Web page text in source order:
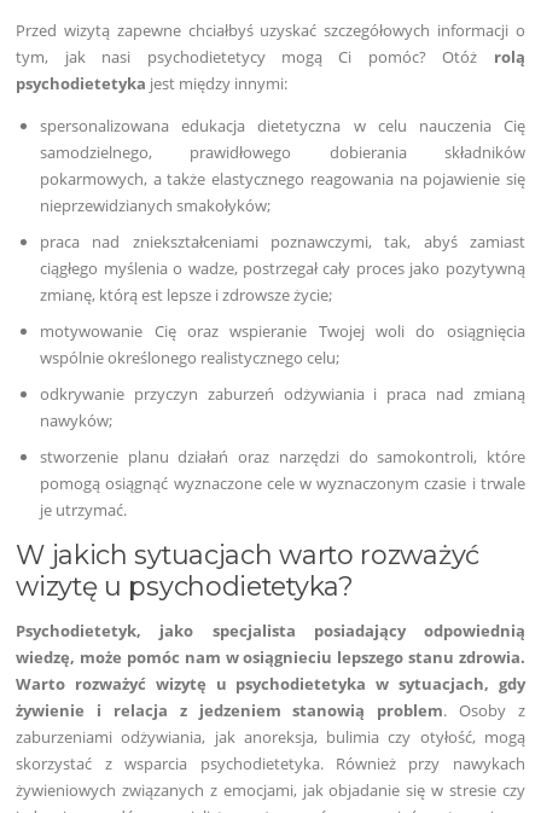
Przed wizytą zapewne chciałbyś uzyskać szczegółowych informacji o
tym, jak nasi psychodietetycy mogą Ci pomóc? Otóż rolą
psychodietetyka jest między innymi:
spersonalizowana edukacja dietetyczna w celu nauczenia Cię
samodzielnego, prawidłowego dobierania składników
pokarmowych, a także elastycznego reagowania na pojawienie się
nieprzewidzianych smakołyków;
praca nad zniekształceniami poznawczymi, tak, abyś zamiast
ciągłego myślenia o wadze, postrzegał cały proces jako pozytywną
zmianę, którą est lepsze i zdrowsze życie;
motywowanie Cię oraz wspieranie Twojej woli do osiągnięcia
wspólnie określonego realistycznego celu;
odkrywanie przyczyn zaburzeń odżywiania i praca nad zmianą
nawyków;
stworzenie planu działań oraz narzędzi do samokontroli, które
pomogą osiągnąć wyznaczone cele w wyznaczonym czasie i trwale
je utrzymać.
W jakich sytuacjach warto rozważyć
wizytę u psychodietetyka?
Psychodietetyk, jako specjalista posiadający odpowiednią
wiedzę, może pomóc nam w osiągnieciu lepszego stanu zdrowia.
Warto rozważyć wizytę u psychodietetyka w sytuacjach, gdy
żywienie i relacja z jedzeniem stanowią problem. Osoby z
zaburzeniami odżywiania, jak anoreksja, bulimia czy otyłość, mogą
skorzystać z wsparcia psychodietetyka. Również przy nawykach
żywieniowych związanych z emocjami, jak objadanie się w stresie czy